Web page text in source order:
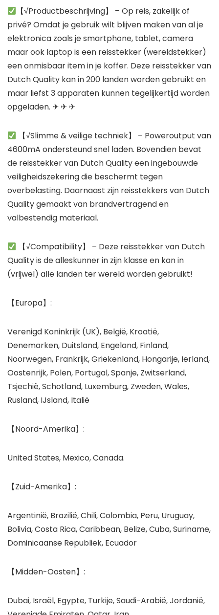
【√Productbeschrijving】 – Op reis, zakelijk of
privé? Omdat je gebruik wilt blijven maken van al je
elektronica zoals je smartphone, tablet, camera
maar ook laptop is een reisstekker (wereldstekker)
een onmisbaar item in je koffer. Deze reisstekker van
Dutch Quality kan in 200 landen worden gebruikt en
maar liefst 3 apparaten kunnen tegelijkertijd worden
opgeladen. ✈ ✈ ✈
【√Slimme & veilige techniek】 – Poweroutput van
4600mA ondersteund snel laden. Bovendien bevat
de reisstekker van Dutch Quality een ingebouwde
veiligheidszekering die beschermt tegen
overbelasting. Daarnaast zijn reisstekkers van Dutch
Quality gemaakt van brandvertragend en
valbestendig materiaal.
【√Compatibility】 – Deze reisstekker van Dutch
Quality is de alleskunner in zijn klasse en kan in
(vrijwel) alle landen ter wereld worden gebruikt!
【Europa】:
Verenigd Koninkrijk (UK), België, Kroatië,
Denemarken, Duitsland, Engeland, Finland,
Noorwegen, Frankrijk, Griekenland, Hongarije, Ierland,
Oostenrijk, Polen, Portugal, Spanje, Zwitserland,
Tsjechië, Schotland, Luxemburg, Zweden, Wales,
Rusland, IJsland, Italië
【Noord-Amerika】:
United States, Mexico, Canada.
【Zuid-Amerika】:
Argentinië, Brazilië, Chili, Colombia, Peru, Uruguay,
Bolivia, Costa Rica, Caribbean, Belize, Cuba, Suriname,
Dominicaanse Republiek, Ecuador
【Midden-Oosten】:
Dubai, Israël, Egypte, Turkije, Saudi-Arabië, Jordanië,